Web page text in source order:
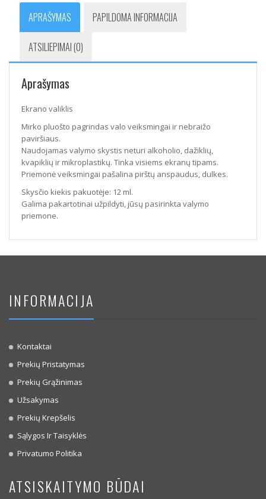
APRAŠYMAS PAPILDOMA INFORMACIJA
ATSILIEPIMAI (0)
Aprašymas
Ekrano valiklis
Mirko pluošto pagrindas valo veiksmingai ir nebraižo
paviršiaus.
Naudojamas valymo skystis neturi alkoholio, dažiklių,
kvapiklių ir mikroplastikų. Tinka visiems ekranų tipams.
Priemonė veiksmingai pašalina pirštų anspaudus, dulkes.
Skysčio kiekis pakuotėje: 12 ml.
Galima pakartotinai užpildyti, jūsų pasirinkta valymo
priemone.
INFORMACIJA
Kontaktai
Prekių Pristatymas
Prekių Grąžinimas
Užsakymas
Prekių Krepšelis
Sąlygos Ir Taisyklės
Privatumo Politika
ATSISKAITYMO BŪDAI